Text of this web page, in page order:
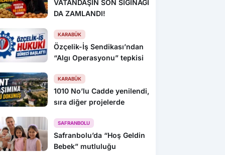
VATANDAŞIN SON SIĞINAĞI
DA ZAMLANDI!
KARABÜK
Özçelik-İş Sendikası’ndan
“Algı Operasyonu” tepkisi
KARABÜK
1010 No’lu Cadde yenilendi,
sıra diğer projelerde
SAFRANBOLU
Safranbolu’da “Hoş Geldin
Bebek” mutluluğu